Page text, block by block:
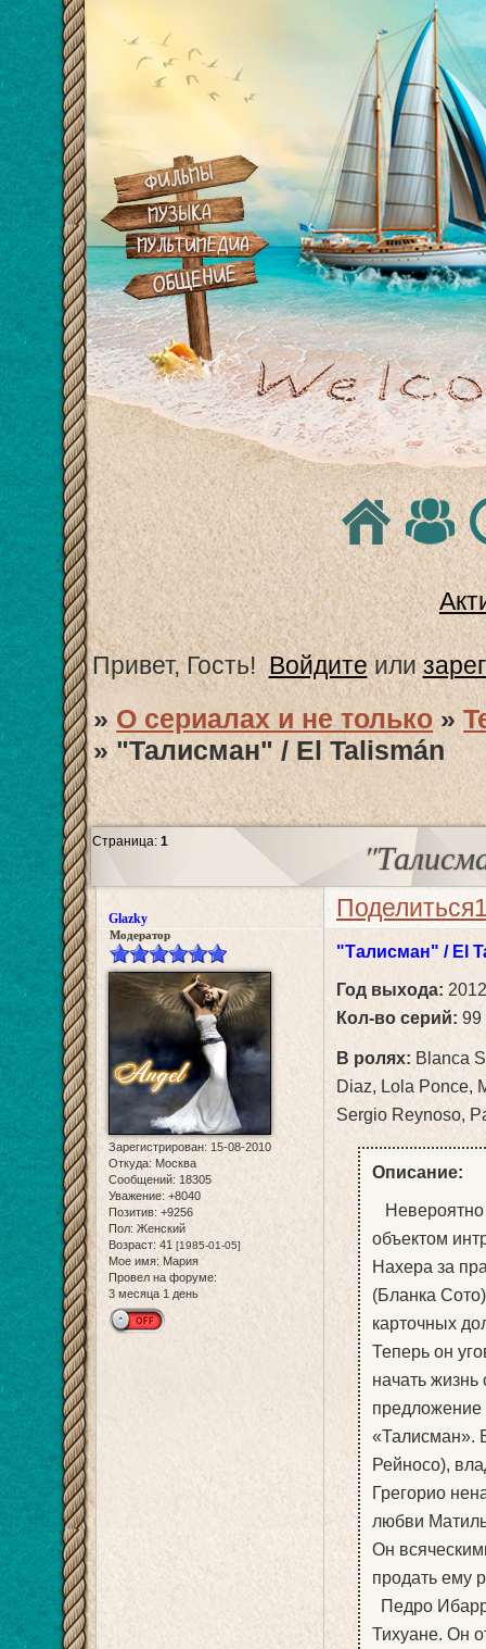
Привет, Гость! Войдитеили
»О сериалах и не только »
»"Талисман" / El Talismán
Страница:1
Поделиться
Glazky
Модератор
Зарегистрирован: 15-08-2010
Откуда: Москва
Сообщений: 18305
Уважение: +8040
Позитив: +9256
Пол: Женский
Возраст: 41 [1985-01-05]
Мое имя: Мария
Провел на форуме:
3 месяца 1 день
"Талисман" / El
Год выхода:
Кол-во серий: 99
В ролях: Blanca
Diaz, Lola Ponce,
Sergio Reynoso,
Описание:
Невероятно
объектом
Нахера за
(Бланка
карточных
Теперь он
начать жизнь
предложение
«Талисман».
Рейносо),
Грегорио
любви
Он
продать ему
Педро
Тихуане. Он